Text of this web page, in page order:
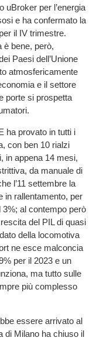
uBroker per l’energia
e ha confermato la
il IV trimestre.
è bene, però,
Paesi dell’Unione
atmosfericamente
e il settore
porte si prospetta
ha provato in tutti i
con ben 10 rialzi
in appena 14 mesi,
da manuale di
l’11 settembre la
in rallentamento, per
3%; al contempo però
del PIL di quasi
della locomotiva
ne esce malconcia
per il 2023 e un
ma tutto sulle
più complesso
essere arrivato al
di Milano ha chiuso il